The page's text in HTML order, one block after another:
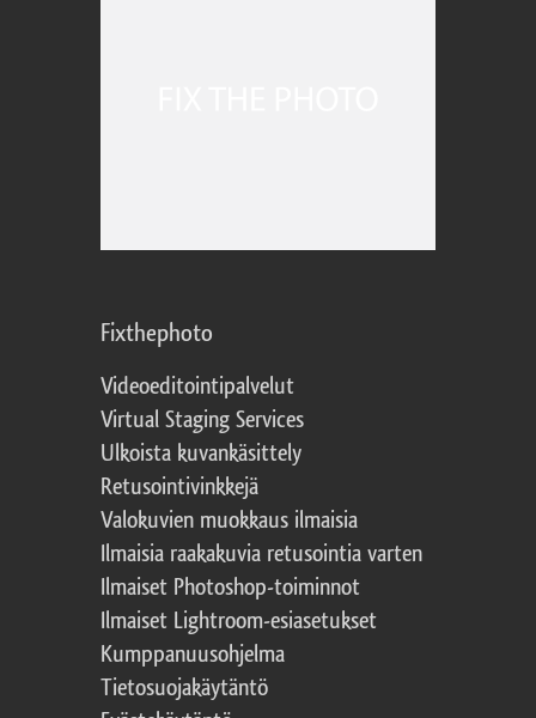
Fixthephoto
Videoeditointipalvelut
Virtual Staging Services
Ulkoista kuvankäsittely
Retusointivinkkejä
Valokuvien muokkaus ilmaisia
Ilmaisia raakakuvia retusointia varten
Ilmaiset Photoshop-toiminnot
Ilmaiset Lightroom-esiasetukset
Kumppanuusohjelma
Tietosuojakäytäntö